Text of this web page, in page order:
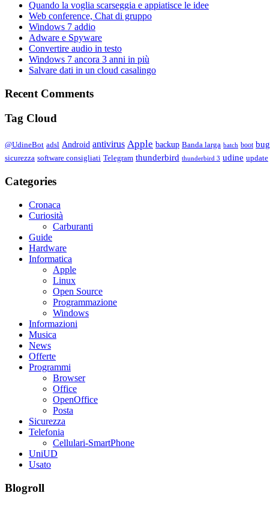
Quando la voglia scarseggia e appiatisce le idee
Web conference, Chat di gruppo
Windows 7 addio
Adware e Spyware
Convertire audio in testo
Windows 7 ancora 3 anni in più
Salvare dati in un cloud casalingo
Recent Comments
Tag Cloud
@UdineBot adsl Android antivirus Apple backup Banda larga batch boot bug
sicurezza software consigliati Telegram thunderbird thunderbird 3 udine update
Categories
Cronaca
Curiosità
Carburanti
Guide
Hardware
Informatica
Apple
Linux
Open Source
Programmazione
Windows
Informazioni
Musica
News
Offerte
Programmi
Browser
Office
OpenOffice
Posta
Sicurezza
Telefonia
Cellulari-SmartPhone
UniUD
Usato
Blogroll